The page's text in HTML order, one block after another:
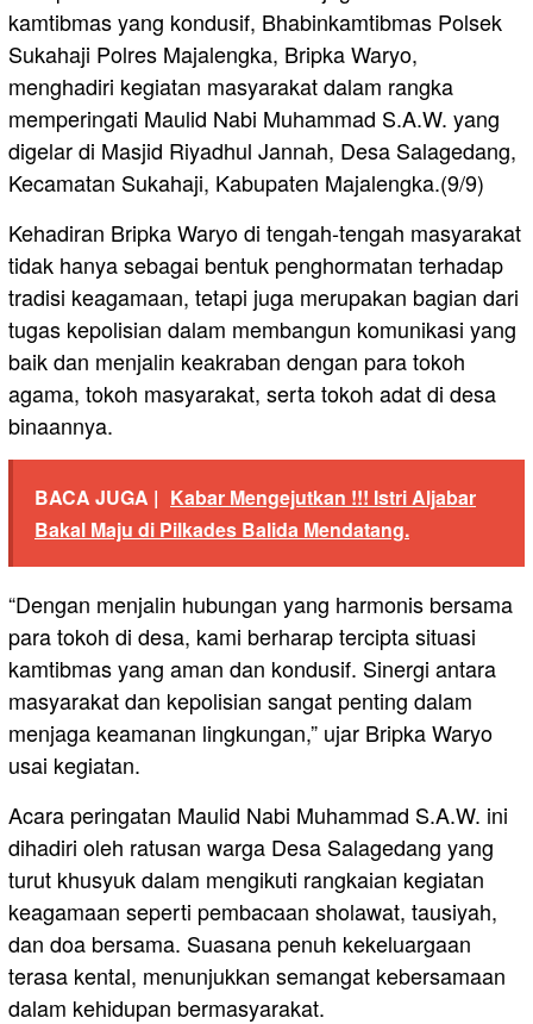
kamtibmas yang kondusif, Bhabinkamtibmas Polsek
Sukahaji Polres Majalengka, Bripka Waryo,
menghadiri kegiatan masyarakat dalam rangka
memperingati Maulid Nabi Muhammad S.A.W. yang
digelar di Masjid Riyadhul Jannah, Desa Salagedang,
Kecamatan Sukahaji, Kabupaten Majalengka.(9/9)
Kehadiran Bripka Waryo di tengah-tengah masyarakat
tidak hanya sebagai bentuk penghormatan terhadap
tradisi keagamaan, tetapi juga merupakan bagian dari
tugas kepolisian dalam membangun komunikasi yang
baik dan menjalin keakraban dengan para tokoh
agama, tokoh masyarakat, serta tokoh adat di desa
binaannya.
BACA JUGA | Kabar Mengejutkan !!! Istri Aljabar
Bakal Maju di Pilkades Balida Mendatang.
“Dengan menjalin hubungan yang harmonis bersama
para tokoh di desa, kami berharap tercipta situasi
kamtibmas yang aman dan kondusif. Sinergi antara
masyarakat dan kepolisian sangat penting dalam
menjaga keamanan lingkungan,” ujar Bripka Waryo
usai kegiatan.
Acara peringatan Maulid Nabi Muhammad S.A.W. ini
dihadiri oleh ratusan warga Desa Salagedang yang
turut khusyuk dalam mengikuti rangkaian kegiatan
keagamaan seperti pembacaan sholawat, tausiyah,
dan doa bersama. Suasana penuh kekeluargaan
terasa kental, menunjukkan semangat kebersamaan
dalam kehidupan bermasyarakat.